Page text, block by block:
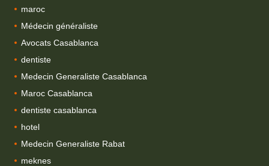
maroc
Médecin généraliste
Avocats Casablanca
dentiste
Medecin Generaliste Casablanca
Maroc Casablanca
dentiste casablanca
hotel
Medecin Generaliste Rabat
meknes